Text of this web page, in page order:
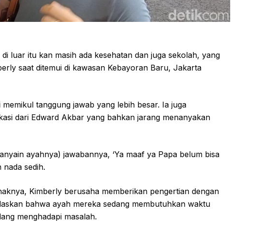
luar itu kan masih ada kesehatan dan juga sekolah, yang
saat ditemui di kawasan Kebayoran Baru, Jakarta
tanggung jawab yang lebih besar. Ia juga
dari Edward Akbar yang bahkan jarang menanyakan
ayahnya) jawabannya, ‘Ya maaf ya Papa belum bisa
nada sedih.
Kimberly berusaha memberikan pengertian dengan
bahwa ayah mereka sedang membutuhkan waktu
menghadapi masalah.